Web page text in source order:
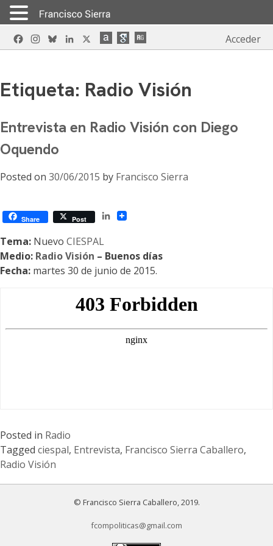
Skip
to
FacebookInstagram
BlueskyLinkedIn Acceder
Etiqueta: Radio Visión
Entrevista en Radio Visión con Diego
Oquendo
Posted on 30/06/2015 by Francisco Sierra
Share Post
LinkedIn
Tema: Nuevo CIESPAL
Medio: Radio Visión – Buenos días
Fecha: martes 30 de junio de 2015.
Posted in Radio
Tagged ciespal, Entrevista, Francisco Sierra Caballero,
Radio Visión
© Francisco Sierra Caballero, 2019.
fcompoliticas@gmail.com